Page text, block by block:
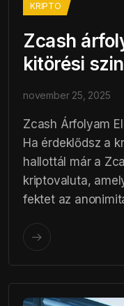
KRIPTO
Zcash
kitörési
november 25, 2025
Zcash Árfolyam
Ha érdeklődsz a
hallottál már a
kriptovaluta,
fektet az